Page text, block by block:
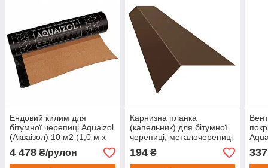
Ендовий килим для
бітумної черепиці Aquaizol
(Акваізол) 10 м2 (1,0 м x
4 478 ₴/рулон
Карнизна планка
(капельник) для бітумної
черепиці, металочерепиці
194₴ 337